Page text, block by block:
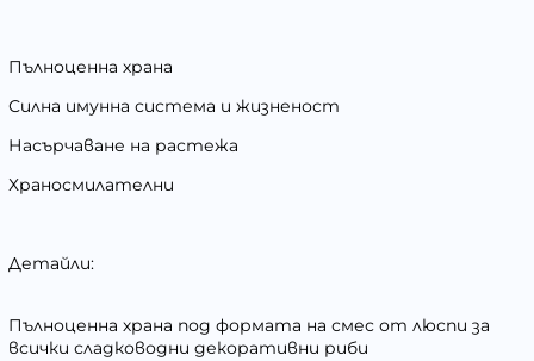
Пълноценна храна
Силна имунна система и жизненост
Насърчаване на растежа
Храносмилателни
Детайли:
Пълноценна храна под формата на смес от люспи за
всички сладководни декоративни риби